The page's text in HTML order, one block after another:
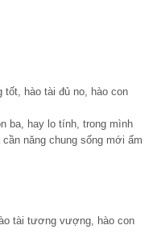
tốt, hào tài đủ no, hào con
ba, hay lo tính, trong mình
năng chung sống mới ấm
tài tương vượng, hào con